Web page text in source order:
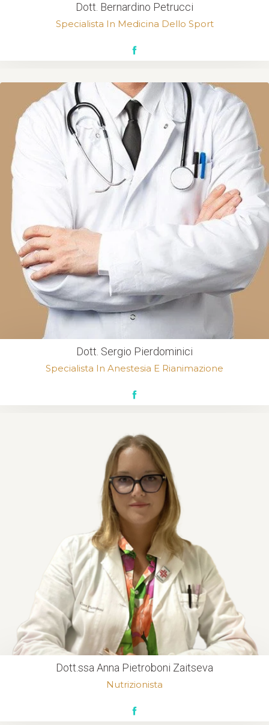
Dott. Bernardino Petrucci
Specialista In Medicina Dello Sport
Dott. Sergio Pierdominici
Specialista In Anestesia E Rianimazione
Dott.ssa Anna Pietroboni Zaitseva
Nutrizionista